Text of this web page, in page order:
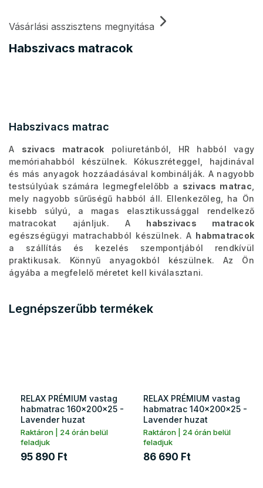
Habszivacs matracok
Vásárlási asszisztens megnyitása
Habszivacs matrac
A szivacs matracok poliuretánból, HR habból vagy
memóriahabból készülnek. Kókuszréteggel, hajdinával
és más anyagok hozzáadásával kombinálják. A nagyobb
testsúlyúak számára legmegfelelőbb a szivacs matrac
mely nagyobb sűrűségű habból áll. Ellenkezőleg, ha Ön
kisebb súlyú, a magas elasztikussággal rendelkező
matracokat ajánljuk. A habszivacs matracok
egészségügyi matrachabból készülnek. A habmatracok
a szállítás és kezelés szempontjából rendkívül
praktikusak. Könnyű anyagokból készülnek. Az Ön
ágyába a megfelelő méretet kell kiválasztani.
Legnépszerűbb termékek
RELAX PRÉMIUM vastag
habmatrac 160x200x25 -
Lavender huzat
Raktáron | 24 órán belül
feladjuk
95 890 Ft
RELAX PRÉMIUM vastag
habmatrac 140x200x25 -
Lavender huzat
Raktáron | 24 órán belül
feladjuk
86 690 Ft